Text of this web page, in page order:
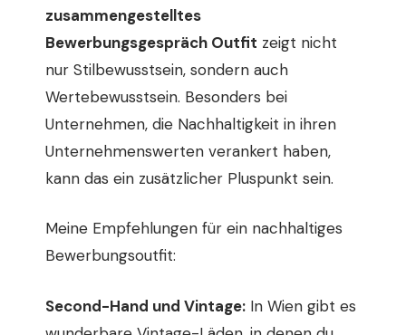
zusammengestelltes
Bewerbungsgespräch Outfit zeigt nicht
nur Stilbewusstsein, sondern auch
Wertebewusstsein. Besonders bei
Unternehmen, die Nachhaltigkeit in ihren
Unternehmenswerten verankert haben,
kann das ein zusätzlicher Pluspunkt sein.
Meine Empfehlungen für ein nachhaltiges
Bewerbungsoutfit:
Second-Hand und Vintage: In Wien gibt es